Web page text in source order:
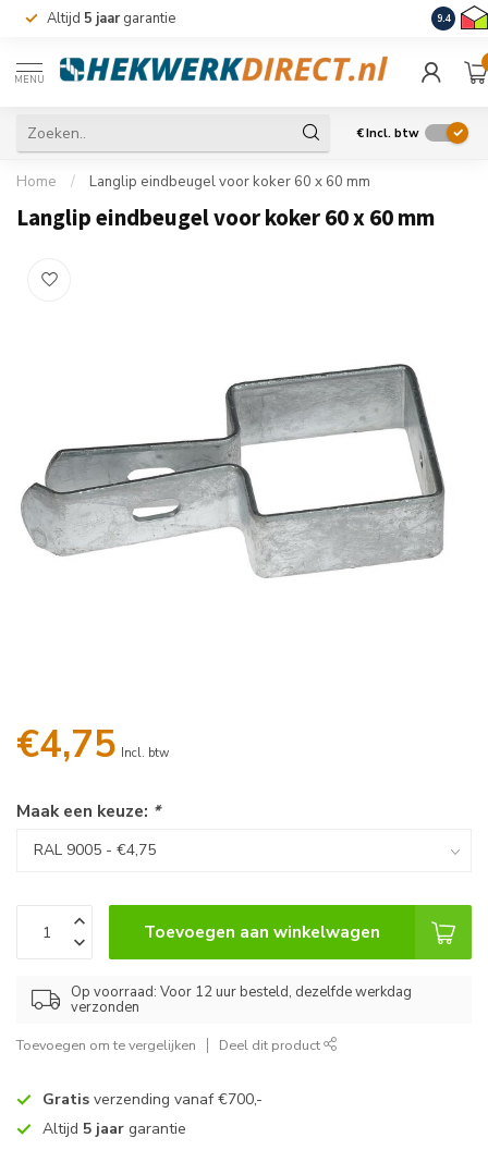
Altijd 5 jaargarantie 9.4
MENU
€Incl. btw
Home / Langlip eindbeugel voor koker 60 x 60 mm
Langlip eindbeugel voor koker 60 x 60 mm
€4,75 Incl. btw
Maak een keuze: *
Toevoegen aan winkelwagen
Op voorraad: Voor 12 uur besteld, dezelfde werkdag
verzonden
Toevoegen om te vergelijken Deel dit product
Gratis verzending vanaf €700,-
Altijd 5 jaar garantie